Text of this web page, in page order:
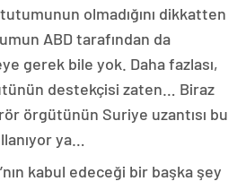
tutumunun olmadığını dikkatten
ABD tarafından da
gerek bile yok. Daha fazlası,
destekçisi zaten… Biraz
örgütünün Suriye uzantısı bu
ya…
kabul edeceği bir başka şey